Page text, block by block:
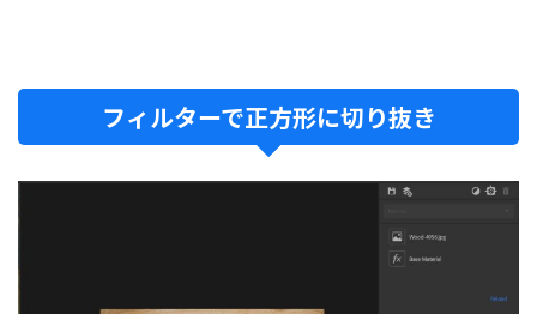
フィルターで正方形に切り抜き